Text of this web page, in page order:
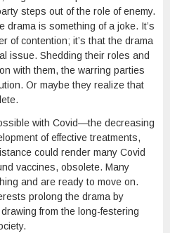
steps out of the role of enemy.
drama is something of a joke. It’s
of contention; it’s that the drama
issue. Shedding their roles and
with them, the warring parties
Or maybe they realize that
with Covid—the decreasing
of effective treatments,
could render many Covid
vaccines, obsolete. Many
and are ready to move on.
prolong the drama by
from the long-festering